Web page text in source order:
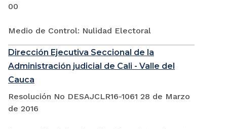
00
Medio de Control: Nulidad Electoral
Dirección Ejecutiva Seccional de la
Administración judicial de Cali - Valle del
Cauca
Resolución No DESAJCLR16-1061 28 de Marzo
de 2016